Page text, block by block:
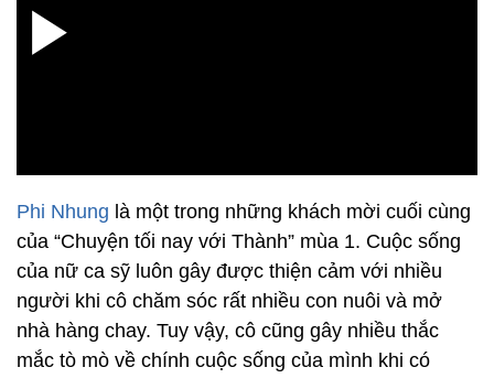
Phi Nhung là một trong những khách mời cuối cùng
của “Chuyện tối nay với Thành” mùa 1. Cuộc sống
của nữ ca sỹ luôn gây được thiện cảm với nhiều
người khi cô chăm sóc rất nhiều con nuôi và mở
nhà hàng chay. Tuy vậy, cô cũng gây nhiều thắc
mắc tò mò về chính cuộc sống của mình khi có